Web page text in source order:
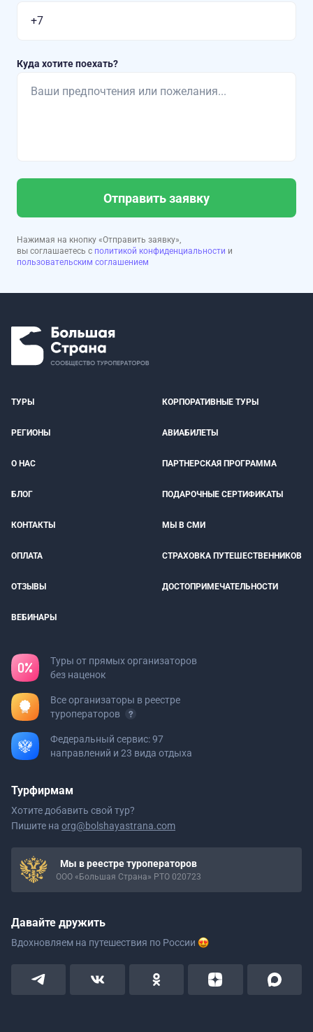
Куда хотите поехать?
Отправить заявку
Нажимая на кнопку «Отправить заявку»,
вы соглашаетесь с политикой конфиденциальности и
пользовательским соглашением
ТУРЫ КОРПОРАТИВНЫЕ ТУРЫ
РЕГИОНЫ АВИАБИЛЕТЫ
О НАС ПАРТНЕРСКАЯ ПРОГРАММА
БЛОГ ПОДАРОЧНЫЕ СЕРТИФИКАТЫ
КОНТАКТЫ МЫ В СМИ
ОПЛАТА СТРАХОВКА ПУТЕШЕСТВЕННИКОВ
ОТЗЫВЫ ДОСТОПРИМЕЧАТЕЛЬНОСТИ
ВЕБИНАРЫ
Туры от прямых организаторов
без наценок
Все организаторы в реестре
туроператоров
Федеральный сервис: 97
направлений и 23 вида отдыха
Турфирмам
Хотите добавить свой тур?
Пишите на org@bolshayastrana.com
Мы в реестре туроператоров
ООО «Большая Страна» РТО 020723
Давайте дружить
Вдохновляем на путешествия по России